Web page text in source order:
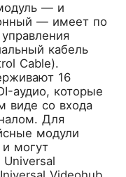
— и
— имеет по
кабель
Cable).
16
аудио, которые
виде со входа
Для
модули
могут
Universal